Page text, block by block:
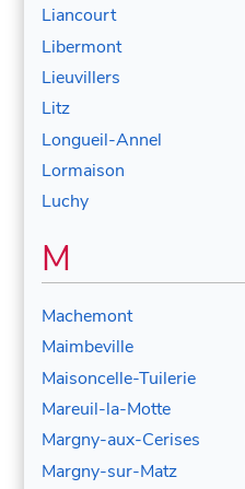
Liancourt
Libermont
Lieuvillers
Litz
Longueil-Annel
Lormaison
Luchy
M
Machemont
Maimbeville
Maisoncelle-Tuilerie
Mareuil-la-Motte
Margny-aux-Cerises
Margny-sur-Matz